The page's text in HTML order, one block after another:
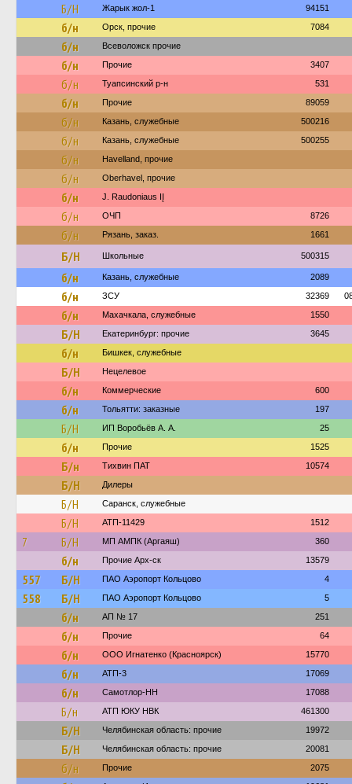
Б/Н Жарык жол-1 94151
б/н Орск, прочие 7084
б/н Всеволожск прочие
б/н Прочие 3407
б/н Туапсинский р-н 531
б/н Прочие 89059
б/н Казань, служебные 500216
б/н Казань, служебные 500255
б/н Havelland, прочие
б/н Oberhavel, прочие
б/н J. Raudoniaus IĮ
б/н ОЧП 8726
б/н Рязань, заказ. 1661
Б/Н Школьные 500315
б/н Казань, служебные 2089
б/н ЗСУ 32369
б/н Махачкала, служебные 1550
Б/Н Екатеринбург: прочие 3645
б/н Бишкек, служебные
Б/Н Нецелевое
б/н Коммерческие 600
б/н Тольятти: заказные 197
Б/Н ИП Воробьёв А. А. 25
б/н Прочие 1525
Б/н Тихвин ПАТ 10574
Б/Н Дилеры
Б/Н Саранск, служебные
Б/Н АТП-11429 1512
7 Б/Н МП АМПК (Аргаяш) 360
б/н Прочие Арх-ск 13579
557 Б/Н ПАО Аэропорт Кольцово 4
558 Б/Н ПАО Аэропорт Кольцово 5
б/н АП № 17 251
б/н Прочие 64
б/н ООО Игнатенко (Красноярск) 15770
б/н АТП-3 17069
б/н Самотлор-НН 17088
Б/н АТП ЮКУ НВК 461300
Б/Н Челябинская область: прочие 19972
Б/Н Челябинская область: прочие 20081
б/н Прочие 2075